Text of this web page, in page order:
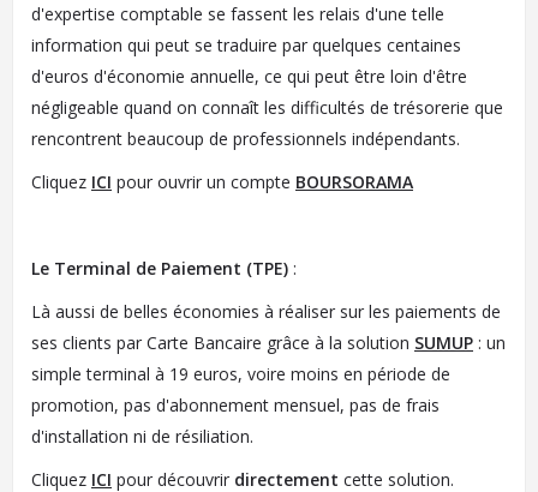
d'expertise comptable se fassent les relais d'une telle
information qui peut se traduire par quelques centaines
d'euros d'économie annuelle, ce qui peut être loin d'être
négligeable quand on connaît les difficultés de trésorerie que
rencontrent beaucoup de professionnels indépendants.
Cliquez ICI pour ouvrir un compte BOURSORAMA
Le Terminal de Paiement (TPE) :
Là aussi de belles économies à réaliser sur les paiements de
ses clients par Carte Bancaire grâce à la solution SUMUP : un
simple terminal à 19 euros, voire moins en période de
promotion, pas d'abonnement mensuel, pas de frais
d'installation ni de résiliation.
Cliquez ICI pour découvrir directement cette solution.